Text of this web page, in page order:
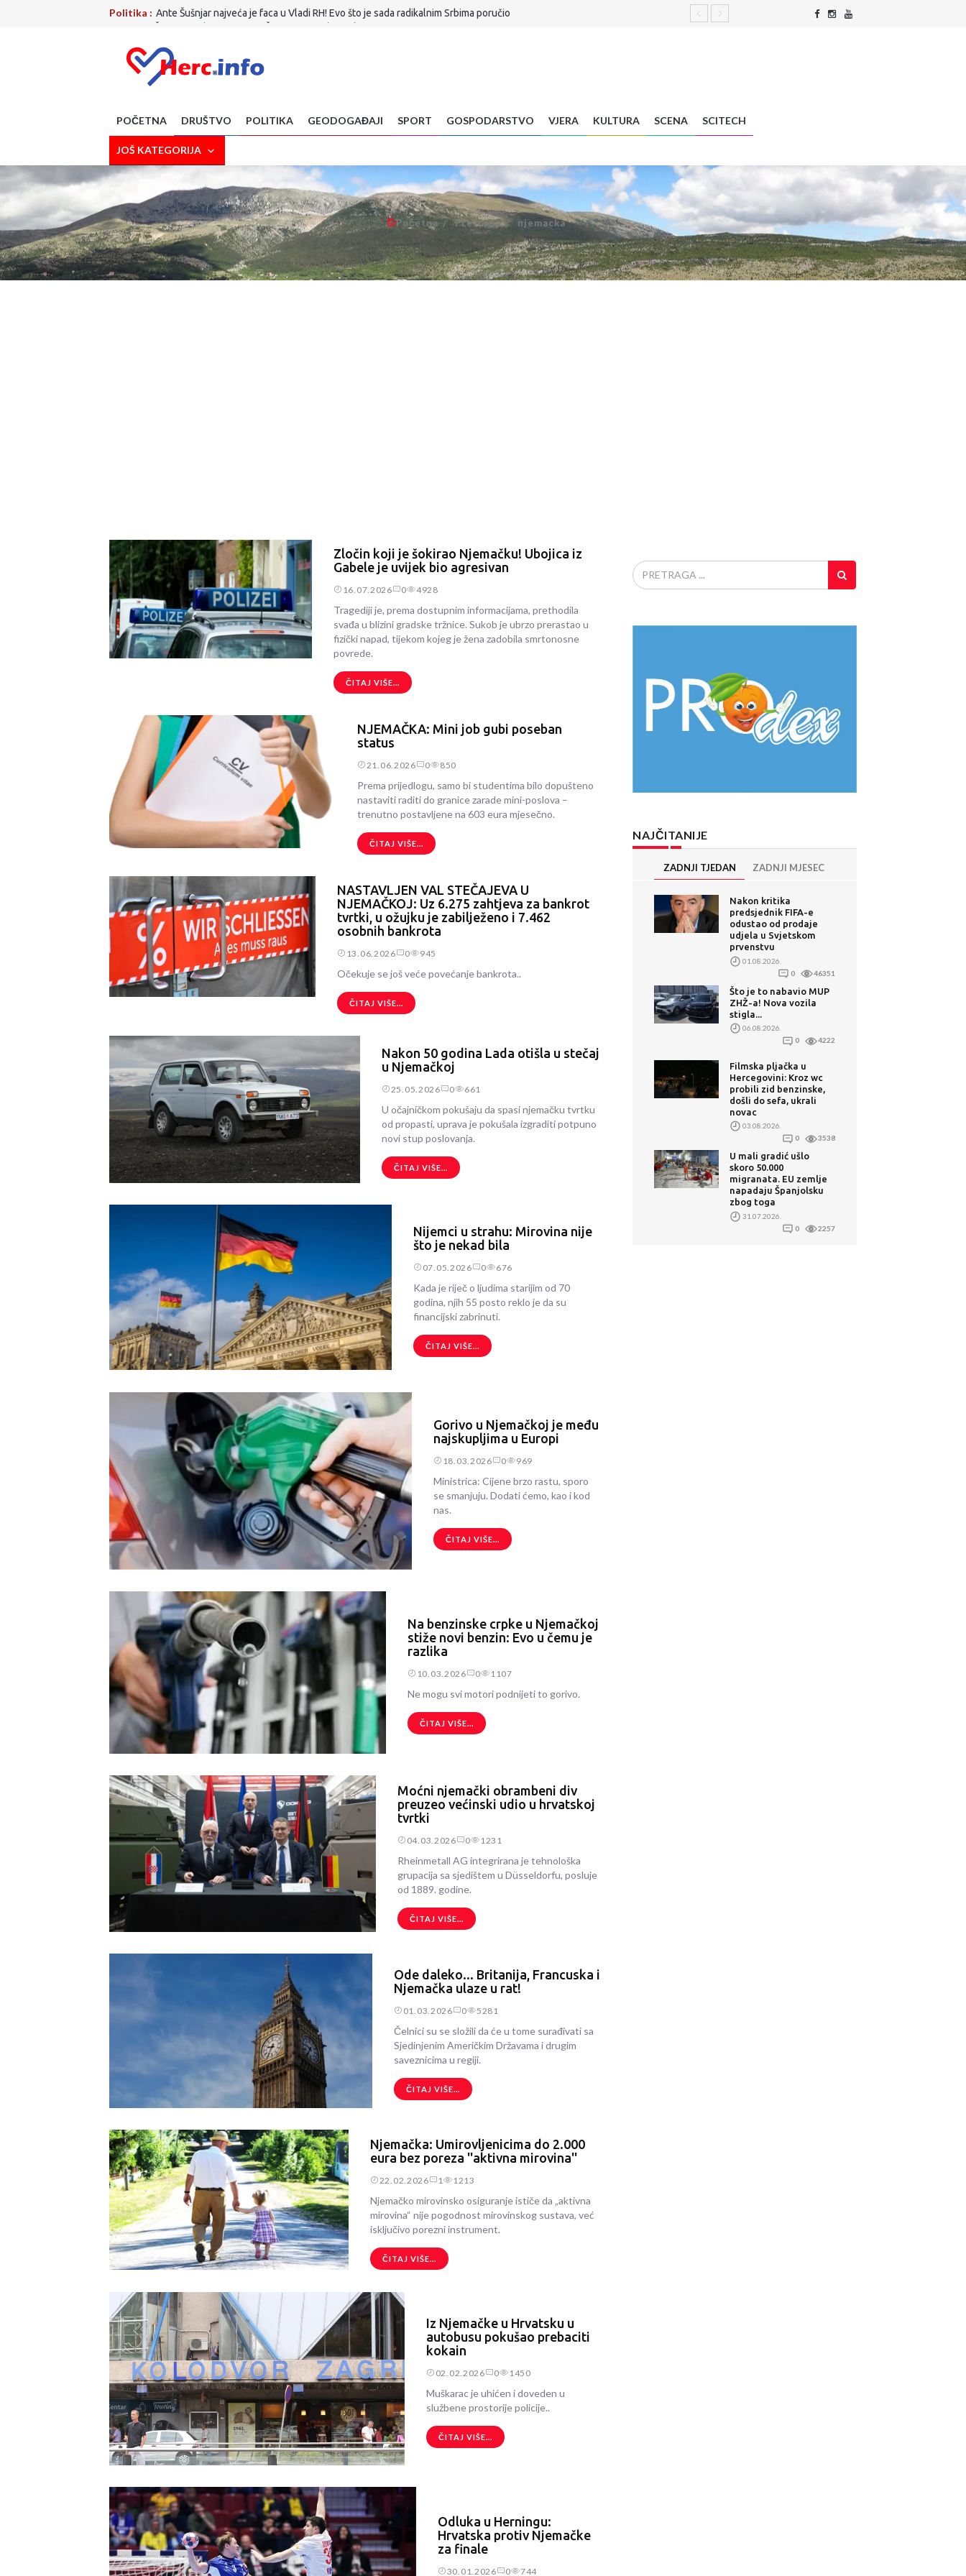
Politika : Ante Šušnjar najveća je faca u Vladi RH! Evo što je sada radikalnim Srbima poručio
Sport: Evo gdje ide Dalić! S njim stiže i Ćorluka!
Sport: Završen krizni sastanak FIFA-e: Evo kakva je sudbina Infantina
Poljoprivreda:
Gospodarstvo : Napustio nas je veliki Drago Galić! Sudjelovao u stvaranju Euroherca, gradio mostove među ljudima
SciTech: Upozorenje za korisnike WhatsAppa: Ako dobijete ovu poruku, odmah je obrišite
Crna strana:
POČETNA DRUŠTVO POLITIKA GEODOGAĐAJI SPORT GOSPODARSTVO VJERA KULTURA SCENA SCITECH
JOŠ KATEGORIJA
Početna Pretraga njemacka
Zločin koji je šokirao Njemačku! Ubojica iz
Gabele je uvijek bio agresivan
16.07.2026 0 4928
Tragediji je, prema dostupnim informacijama, prethodila
svađa u blizini gradske tržnice. Sukob je ubrzo prerastao u
fizički napad, tijekom kojeg je žena zadobila smrtonosne
povrede.
ČITAJ VIŠE...
NJEMAČKA: Mini job gubi poseban
status
21.06.2026 0 850
Prema prijedlogu, samo bi studentima bilo dopušteno
nastaviti raditi do granice zarade mini-poslova –
trenutno postavljene na 603 eura mjesečno.
ČITAJ VIŠE...
NASTAVLJEN VAL STEČAJEVA U
NJEMAČKOJ: Uz 6.275 zahtjeva za bankrot
tvrtki, u ožujku je zabilježeno i 7.462
osobnih bankrota
13.06.2026 0 945
Očekuje se još veće povećanje bankrota..
ČITAJ VIŠE...
Nakon 50 godina Lada otišla u stečaj
u Njemačkoj
25.05.2026 0 661
U očajničkom pokušaju da spasi njemačku tvrtku
od propasti, uprava je pokušala izgraditi potpuno
novi stup poslovanja.
ČITAJ VIŠE...
Nijemci u strahu: Mirovina nije
što je nekad bila
07.05.2026 0 676
Kada je riječ o ljudima starijim od 70
godina, njih 55 posto reklo je da su
financijski zabrinuti.
ČITAJ VIŠE...
Gorivo u Njemačkoj je među
najskupljima u Europi
18.03.2026 0 969
Ministrica: Cijene brzo rastu, sporo
se smanjuju. Dodati ćemo, kao i kod
nas.
ČITAJ VIŠE...
Na benzinske crpke u Njemačkoj
stiže novi benzin: Evo u čemu je
razlika
10.03.2026 0 1107
Ne mogu svi motori podnijeti to gorivo.
ČITAJ VIŠE...
Moćni njemački obrambeni div
preuzeo većinski udio u hrvatskoj
tvrtki
04.03.2026 0 1231
Rheinmetall AG integrirana je tehnološka
grupacija sa sjedištem u Düsseldorfu, posluje
od 1889. godine.
ČITAJ VIŠE...
Ode daleko... Britanija, Francuska i
Njemačka ulaze u rat!
01.03.2026 0 5281
Čelnici su se složili da će u tome surađivati sa
Sjedinjenim Američkim Državama i drugim
saveznicima u regiji.
ČITAJ VIŠE...
Njemačka: Umirovljenicima do 2.000
eura bez poreza ''aktivna mirovina''
22.02.2026 1 1213
Njemačko mirovinsko osiguranje ističe da „aktivna
mirovina“ nije pogodnost mirovinskog sustava, već
isključivo porezni instrument.
ČITAJ VIŠE...
Iz Njemačke u Hrvatsku u
autobusu pokušao prebaciti
kokain
02.02.2026 0 1450
Muškarac je uhićen i doveden u
službene prostorije policije..
ČITAJ VIŠE...
Odluka u Herningu:
Hrvatska protiv Njemačke
za finale
30.01.2026 0 744
NAJČITANIJE
ZADNJI TJEDAN ZADNJI MJESEC
Nakon kritika
predsjednik FIFA-e
odustao od prodaje
udjela u Svjetskom
prvenstvu
01.08.2026.
0
46351
Što je to nabavio MUP
ZHŽ-a! Nova vozila
stigla...
06.08.2026.
0
4222
Filmska pljačka u
Hercegovini: Kroz wc
probili zid benzinske,
došli do sefa, ukrali
novac
03.08.2026.
0
3538
U mali gradić ušlo
skoro 50.000
migranata. EU zemlje
napadaju Španjolsku
zbog toga
31.07.2026.
0
2257